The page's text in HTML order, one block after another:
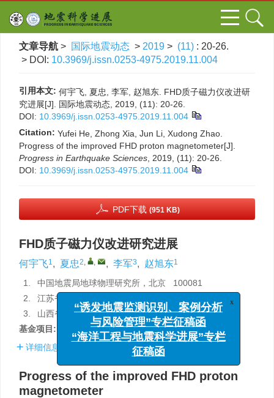
文章导航 > 国际地震动态 > 2019 > (11) : 20-26.
> DOI: 10.3969/j.issn.0253-4975.2019.11.004
引用本文: 何宇飞, 夏忠, 李军, 赵旭东. FHD质子磁力仪改进研
究进展[J]. 国际地震动态, 2019, (11): 20-26.
DOI: 10.3969/j.issn.0253-4975.2019.11.004
Citation: Yufei He, Zhong Xia, Jun Li, Xudong Zhao.
Progress of the improved FHD proton magnetometer[J].
Progress in Earthquake Sciences , 2019, (11): 20-26.
DOI: 10.3969/j.issn.0253-4975.2019.11.004
PDF下载 (951 KB)
FHD质子磁力仪改进研究进展
何宇飞1, 夏忠2, , , 李军3, 赵旭东1
1.
中国地震局地球物理研究所，北京 100081
2.
江苏省地震局，南京 210014
3.
山西省地震局临汾中心地震台，山西临汾 041000
基金项目:
地震科技星火计划项目（XH17014SX）资助。
详细信息
Progress of the improved FHD proton
magnetometer
“诱发地震监测识别、案例分析
与风险管理”专栏征稿函
“海洋工程与地震科学进展”专栏
征稿函